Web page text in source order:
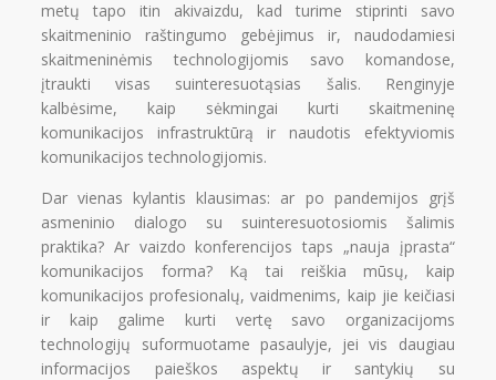
metų tapo itin akivaizdu, kad turime stiprinti savo
skaitmeninio raštingumo gebėjimus ir, naudodamiesi
skaitmeninėmis technologijomis savo komandose,
įtraukti visas suinteresuotąsias šalis. Renginyje
kalbėsime, kaip sėkmingai kurti skaitmeninę
komunikacijos infrastruktūrą ir naudotis efektyviomis
komunikacijos technologijomis.
Dar vienas kylantis klausimas: ar po pandemijos grįš
asmeninio dialogo su suinteresuotosiomis šalimis
praktika? Ar vaizdo konferencijos taps „nauja įprasta“
komunikacijos forma? Ką tai reiškia mūsų, kaip
komunikacijos profesionalų, vaidmenims, kaip jie keičiasi
ir kaip galime kurti vertę savo organizacijoms
technologijų suformuotame pasaulyje, jei vis daugiau
informacijos paieškos aspektų ir santykių su